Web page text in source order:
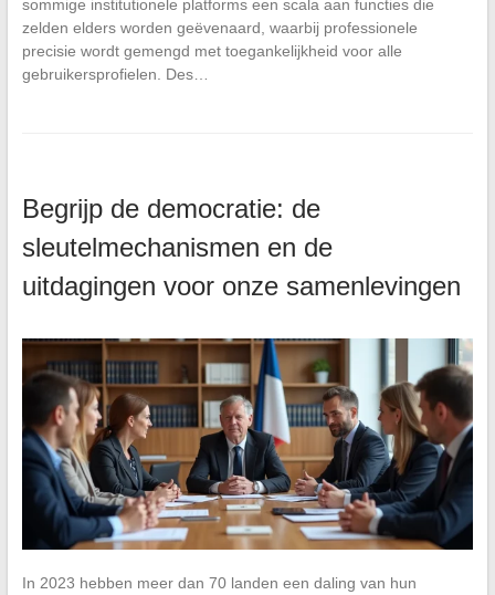
sommige institutionele platforms een scala aan functies die
zelden elders worden geëvenaard, waarbij professionele
precisie wordt gemengd met toegankelijkheid voor alle
gebruikersprofielen. Des…
Begrijp de democratie: de
sleutelmechanismen en de
uitdagingen voor onze samenlevingen
In 2023 hebben meer dan 70 landen een daling van hun